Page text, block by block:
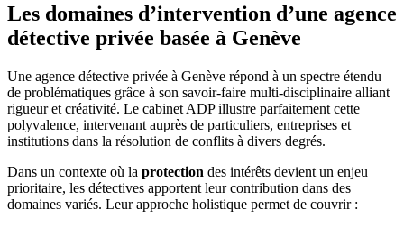
Les domaines d’intervention d’une agence
détective privée basée à Genève
Une agence détective privée à Genève répond à un spectre étendu
de problématiques grâce à son savoir-faire multi-disciplinaire alliant
rigueur et créativité. Le cabinet ADP illustre parfaitement cette
polyvalence, intervenant auprès de particuliers, entreprises et
institutions dans la résolution de conflits à divers degrés.
Dans un contexte où la protection des intérêts devient un enjeu
prioritaire, les détectives apportent leur contribution dans des
domaines variés. Leur approche holistique permet de couvrir :